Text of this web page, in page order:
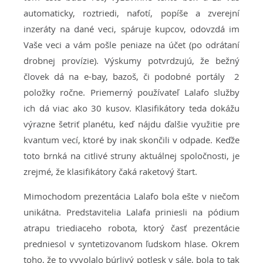
automaticky, roztriedi, nafotí, popíše a zverejní
inzeráty na dané veci, spáruje kupcov, odovzdá im
Vaše veci a vám pošle peniaze na účet (po odrátaní
drobnej provízie). Výskumy potvrdzujú, že bežný
človek dá na e-bay, bazoš, či podobné portály 2
položky ročne. Priemerný používateľ Lalafo služby
ich dá viac ako 30 kusov. Klasifikátory teda dokážu
výrazne šetriť planétu, keď nájdu ďalšie využitie pre
kvantum vecí, ktoré by inak skončili v odpade. Keďže
toto brnká na citlivé struny aktuálnej spoločnosti, je
zrejmé, že klasifikátory čaká raketový štart.
Mimochodom prezentácia Lalafo bola ešte v niečom
unikátna. Predstavitelia Lalafa priniesli na pódium
atrapu triediaceho robota, ktorý časť prezentácie
predniesol v syntetizovanom ľudskom hlase. Okrem
toho, že to vyvolalo búrlivý potlesk v sále, bola to tak